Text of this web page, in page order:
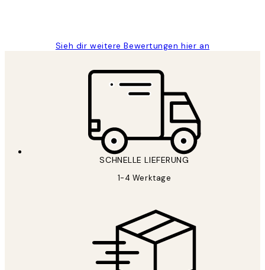
Sieh dir weitere Bewertungen hier an
SCHNELLE LIEFERUNG
1-4 Werktage